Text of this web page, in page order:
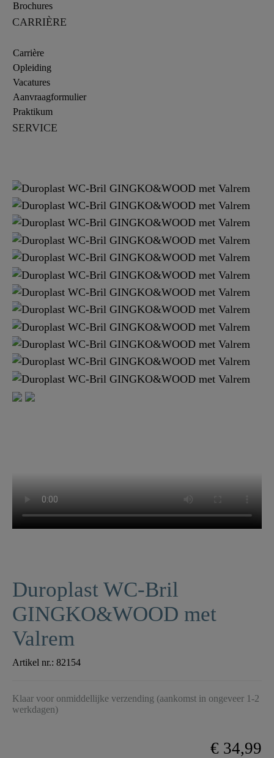
Brochures
CARRIÈRE
Carrière
Opleiding
Vacatures
Aanvraagformulier
Praktikum
SERVICE
Duroplast WC-Bril
GINGKO&WOOD met
Valrem
Artikel nr.: 82154
Klaar voor onmiddellijke verzending (aankomst in ongeveer 1-2
werkdagen)
€ 34,99